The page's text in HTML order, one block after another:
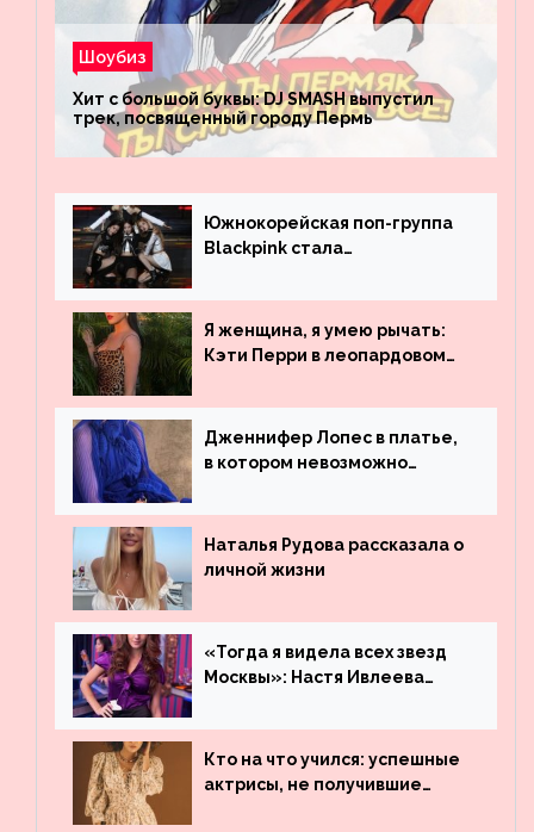
Шоубиз
Хит с большой буквы: DJ SMASH выпустил
трек, посвященный городу Пермь
Южнокорейская поп-группа
Blackpink стала
просмотрам на YouTube. Они
обогнали даже Джастина
Бибера
Я женщина, я умею рычать:
Кэти Перри в леопардовом
Дженнифер Лопес в платье,
в котором невозможно
Наталья Рудова рассказала о
личной жизни
«Тогда я видела всех звезд
Москвы»: Настя Ивлеева
популярности и выложила
архивные фото
Кто на что учился: успешные
актрисы, не получившие